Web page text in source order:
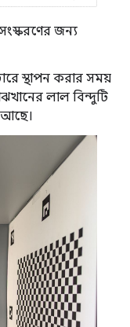
জন্য
স্থাপন করার সময়
লাল বিন্দুটি
আছে।